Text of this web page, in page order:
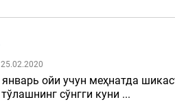
ойи учун меҳнатда
сўнгги куни ...